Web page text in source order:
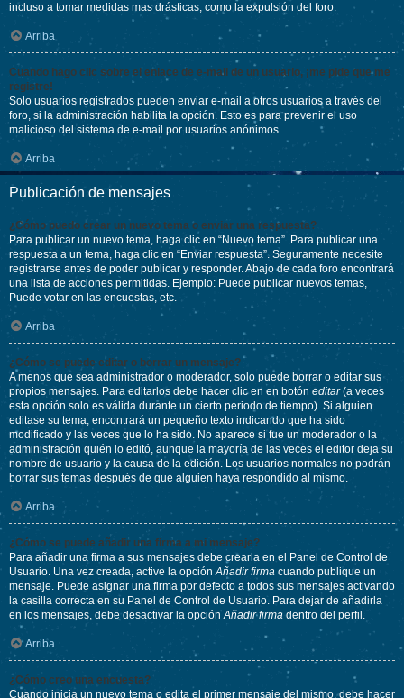
incluso a tomar medidas mas drásticas, como la expulsión del foro.
Arriba
Cuando hago clic sobre el enlace de e-mail de un usuario, ¡me pide que me
registre!
Solo usuarios registrados pueden enviar e-mail a otros usuarios a través del
foro, si la administración habilita la opción. Esto es para prevenir el uso
malicioso del sistema de e-mail por usuarios anónimos.
Arriba
Publicación de mensajes
¿Cómo puedo crear un nuevo tema o enviar una respuesta?
Para publicar un nuevo tema, haga clic en “Nuevo tema”. Para publicar una
respuesta a un tema, haga clic en “Enviar respuesta”. Seguramente necesite
registrarse antes de poder publicar y responder. Abajo de cada foro encontrará
una lista de acciones permitidas. Ejemplo: Puede publicar nuevos temas,
Puede votar en las encuestas, etc.
Arriba
¿Cómo se puede editar o borrar un mensaje?
A menos que sea administrador o moderador, solo puede borrar o editar sus
propios mensajes. Para editarlos debe hacer clic en en botón editar(a veces
esta opción solo es válida durante un cierto periodo de tiempo). Si alguien
editase su tema, encontrará un pequeño texto indicando que ha sido
modificado y las veces que lo ha sido. No aparece si fue un moderador o la
administración quién lo editó, aunque la mayoría de las veces el editor deja su
nombre de usuario y la causa de la edición. Los usuarios normales no podrán
borrar sus temas después de que alguien haya respondido al mismo.
Arriba
¿Cómo se puede añadir una firma a mi mensaje?
Para añadir una firma a sus mensajes debe crearla en el Panel de Control de
Usuario. Una vez creada, active la opciónAñadir firma cuando publique un
mensaje. Puede asignar una firma por defecto a todos sus mensajes activando
la casilla correcta en su Panel de Control de Usuario. Para dejar de añadirla
en los mensajes, debe desactivar la opciónAñadir firma dentro del perfil.
Arriba
¿Cómo creo una encuesta?
Cuando inicia un nuevo tema o edita el primer mensaje del mismo, debe hacer